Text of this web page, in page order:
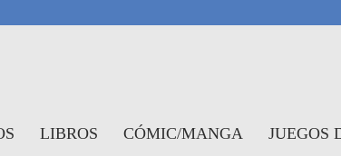
LIBROS CÓMIC/MANGA JUEGOS